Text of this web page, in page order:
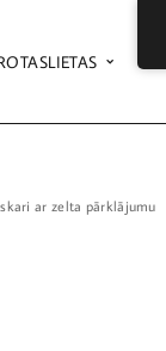
ar zelta pārklājumu